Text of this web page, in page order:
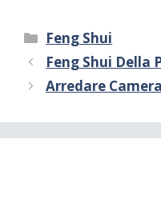
Categorie
Feng Shui
Feng Shui Della
Arredare